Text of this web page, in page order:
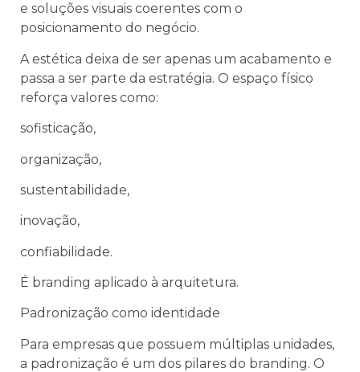
e soluções visuais coerentes com o
posicionamento do negócio.
A estética deixa de ser apenas um acabamento e
passa a ser parte da estratégia. O espaço físico
reforça valores como:
sofisticação,
organização,
sustentabilidade,
inovação,
confiabilidade.
É branding aplicado à arquitetura.
Padronização como identidade
Para empresas que possuem múltiplas unidades,
a padronização é um dos pilares do branding. O